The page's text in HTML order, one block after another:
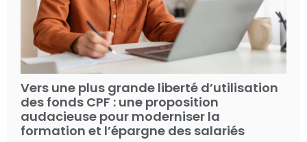
Vers une plus grande liberté d’utilisation
des fonds CPF : une proposition
audacieuse pour moderniser la
formation et l’épargne des salariés